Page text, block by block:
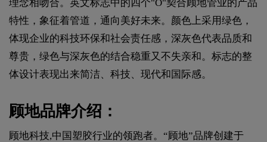
理念相吻合。英文标志中的四个"O"契合顾地管业的产品
特性，象征着管道，通向美好未来。颜色上采用绿色，
体现企业的科技环保和社会责任感，深灰色代表品质和
尊贵，绿色与深灰色的结合稳重又不失亲和。标志的整
体设计表现出来简洁、科技、现代和国际感。
顾地品牌介绍：
顾地科技,中国塑胶行业的领跑者。“顾地”品牌创建于